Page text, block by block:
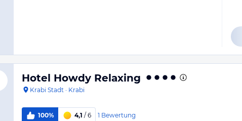
Hotel Howdy Relaxing
Krabi Stadt · Krabi
100% 4,1 / 6 1 Bewertung